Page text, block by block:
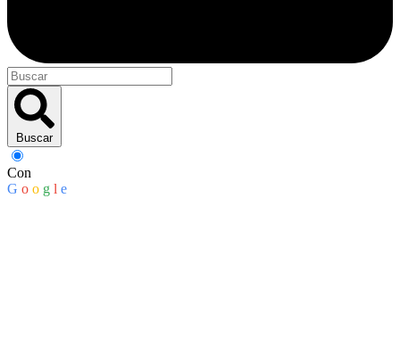
Buscar
Con
G o o g l e